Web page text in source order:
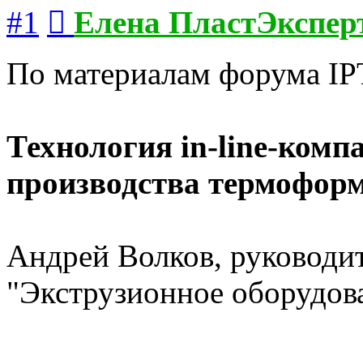
#1
Елена
По материалам форума
Технология in-line-
производства
Андрей Волков,
"Экструзионное